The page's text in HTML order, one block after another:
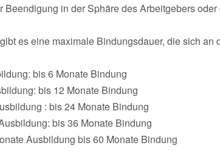
Beendigung in der Sphäre des Arbeitgebers
es eine maximale Bindungsdauer, die sich an
bis 6 Monate Bindung
bis 12 Monate Bindung
: bis 24 Monate Bindung
bis 36 Monate Bindung
Ausbildung bis 60 Monate Bindung